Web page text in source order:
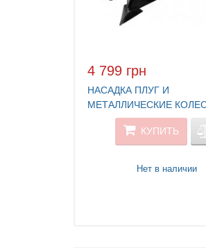
4 799 грн
НАСАДКА ПЛУГ И
МЕТАЛЛИЧЕСКИЕ
KONNER&SOHNER KS
КУПИТЬ
Нет в наличии